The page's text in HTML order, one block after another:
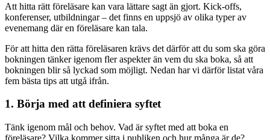
Att hitta rätt föreläsare kan vara lättare sagt än gjort. Kick-offs,
konferenser, utbildningar – det finns en uppsjö av olika typer av
evenemang där en föreläsare kan tala.
För att hitta den rätta föreläsaren krävs det därför att du som ska göra
bokningen tänker igenom fler aspekter än vem du ska boka, så att
bokningen blir så lyckad som möjligt. Nedan har vi därför listat våra
fem bästa tips att utgå ifrån.
1. Börja med att definiera syftet
Tänk igenom mål och behov. Vad är syftet med att boka en
föreläsare? Vilka kommer sitta i publiken och hur många är de?